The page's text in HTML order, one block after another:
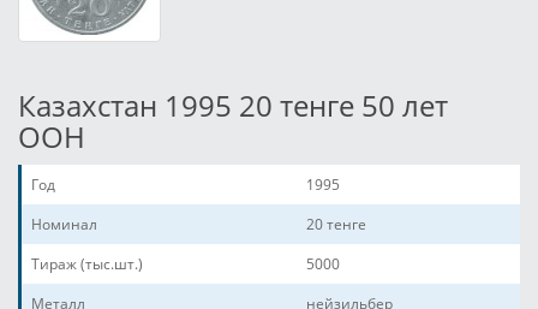
Казахстан 1995 20 тенге 50 лет
ООН
Год
1995
Номинал
20 тенге
Тираж (тыс.шт.)
5000
Металл
нейзильбер